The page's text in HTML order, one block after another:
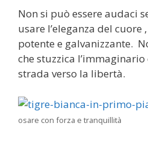
Non si può essere audaci
usare l’eleganza del cuore
potente e galvanizzante.
che stuzzica
strada verso la libertà.
osare con forza e tranquillità